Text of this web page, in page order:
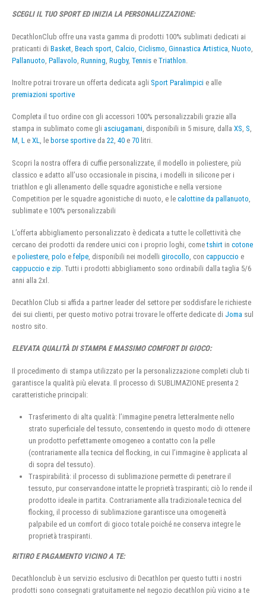
SCEGLI IL TUO SPORT ED INIZIA LA PERSONALIZZAZIONE:
DecathlonClub offre una vasta gamma di prodotti 100% sublimati dedicati ai
praticanti di Basket Beach sport Calcio Ciclismo Ginnastica Artistica Nuoto
Pallanuoto Pallavolo Running Rugby, Tennis e Triathlon
Inoltre potrai trovare un offerta dedicata agli Sport Paralimpici e alle
premiazioni sportive
Completa il tuo ordine con gli accessori 100% personalizzabili grazie alla
stampa in sublimato come gli asciugamani, disponibili in 5 misure, dalla XS, S,
M, L e XL, le borse sportive da 22, 40 e 70 litri.
Scopri la nostra offera di cuffie personalizzate, il modello in poliestere, più
classico e adatto all’uso occasionale in piscina, i modelli in silicone per i
triathlon e gli allenamento delle squadre agonistiche e nella versione
Competition per le squadre agonistiche di nuoto, e le calottine da pallanuoto
sublimate e 100% personalizzabili
L’offerta abbigliamento personalizzato è dedicata a tutte le collettività che
cercano dei prodotti da rendere unici con i proprio loghi, cometshirt in cotone
e poliestere polo e felpe , disponibili nei modelli girocollo , con cappuccio e
cappuccio e zip . Tutti i prodotti abbigliamento sono ordinabili dalla taglia 5/6
anni alla 2xl.
Decathlon Club si affida a partner leader del settore per soddisfare le richieste
dei sui clienti, per questo motivo potrai trovare le offerte dedicate di Joma sul
nostro sito.
ELEVATA QUALITÀ DI STAMPA E MASSIMO COMFORT DI GIOCO:
Il procedimento di stampa utilizzato per la personalizzazione completi club ti
garantisce la qualità più elevata. Il processo di SUBLIMAZIONE presenta 2
caratteristiche principali:
Trasferimento di alta qualità: l’immagine penetra letteralmente nello
strato superficiale del tessuto, consentendo in questo modo di ottenere
un prodotto perfettamente omogeneo a contatto con la pelle
(contrariamente alla tecnica del flocking, in cui l’immagine è applicata al
di sopra del tessuto).
Traspirabilità: il processo di sublimazione permette di penetrare il
tessuto, pur conservandone intatte le proprietà traspiranti; ciò lo rende il
prodotto ideale in partita. Contrariamente alla tradizionale tecnica del
flocking, il processo di sublimazione garantisce una omogeneità
palpabile ed un comfort di gioco totale poiché ne conserva integre le
proprietà traspiranti.
RITIRO E PAGAMENTO VICINO A TE:
Decathlonclub è un servizio esclusivo di Decathlon per questo tutti i nostri
prodotti sono consegnati gratuitamente nel negozio decathlon più vicino a te